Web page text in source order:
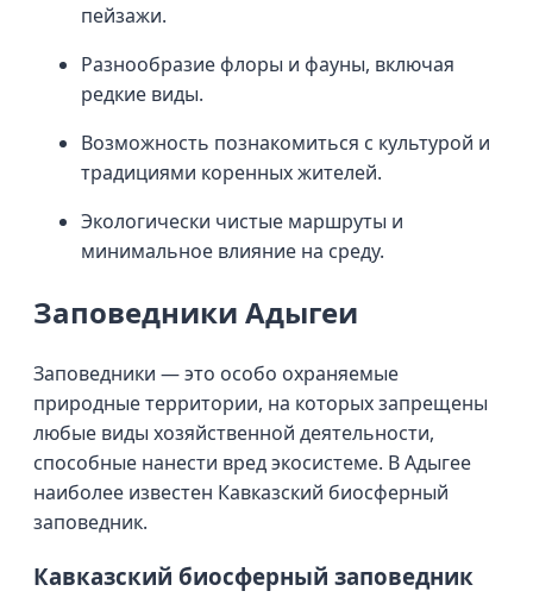
пейзажи.
Разнообразие флоры и фауны, включая
редкие виды.
Возможность познакомиться с культурой и
традициями коренных жителей.
Экологически чистые маршруты и
минимальное влияние на среду.
Заповедники Адыгеи
Заповедники — это особо охраняемые
природные территории, на которых запрещены
любые виды хозяйственной деятельности,
способные нанести вред экосистеме. В Адыгее
наиболее известен Кавказский биосферный
заповедник.
Кавказский биосферный заповедник